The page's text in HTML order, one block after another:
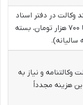
وکالت در دفتر اسناد
رسمی (حدود ۶۰۰ تا ۷۰۰ هزار تومان، بسته
سالیانه).
وکالتنامه و نیاز به
هزینه مجدداً